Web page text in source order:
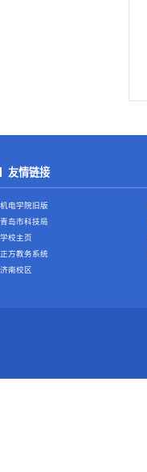
友情链接
机电学院旧版
青岛市科技局
学校主页
正方教务系统
济南校区